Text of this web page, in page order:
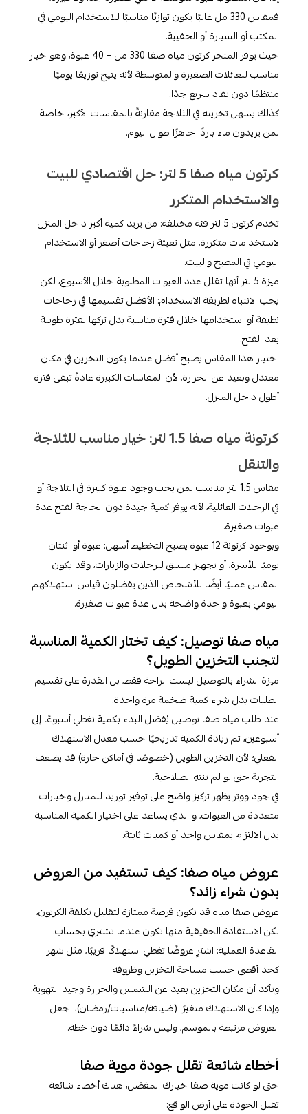
فمقاس 330 مل غالبًا يكون توازنًا مناسبًا للاستخدام اليومي في
المكتب أو السيارة أو الحقيبة.
حيث يوفر المتجر كرتون مياه صفا 330 مل – 40 عبوة، وهو خيار
مناسب للعائلات الصغيرة والمتوسطة لأنه يتيح توزيعًا يوميًا
منتظمًا دون نفاد سريع جدًا.
كذلك يسهل تخزينه في الثلاجة مقارنةً بالمقاسات الأكبر، خاصة
لمن يريدون ماء باردًا جاهزًا طوال اليوم.​
كرتون مياه صفا 5 لتر: حل اقتصادي للبيت
والاستخدام المتكرر
تخدم كرتون 5 لتر فئة مختلفة: من يريد كمية أكبر داخل المنزل
لاستخدامات متكررة، مثل تعبئة زجاجات أصغر أو الاستخدام
اليومي في المطبخ والبيت.
ميزة 5 لتر أنها تقلل عدد العبوات المطلوبة خلال الأسبوع، لكن
يجب الانتباه لطريقة الاستخدام: الأفضل تقسيمها في زجاجات
نظيفة أو استخدامها خلال فترة مناسبة بدل تركها لفترة طويلة
بعد الفتح.
اختيار هذا المقاس يصبح أفضل عندما يكون التخزين في مكان
معتدل وبعيد عن الحرارة، لأن المقاسات الكبيرة عادةً تبقى فترة
أطول داخل المنزل.​
كرتونة مياه صفا 1.5 لتر: خيار مناسب للثلاجة
والتنقل
مقاس 1.5 لتر مناسب لمن يحب وجود عبوة كبيرة في الثلاجة أو
في الرحلات العائلية، لأنه يوفر كمية جيدة دون الحاجة لفتح عدة
عبوات صغيرة.
وبوجود كرتونة 12 عبوة يصبح التخطيط أسهل: عبوة أو اثنتان
يوميًا للأسرة، أو تجهيز مسبق للرحلات والزيارات، وقد يكون
المقاس عمليًا أيضًا للأشخاص الذين يفضلون قياس استهلاكهم
اليومي بعبوة واحدة واضحة بدل عدة عبوات صغيرة.​
مياه صفا توصيل: كيف تختار الكمية المناسبة
لتجنب التخزين الطويل؟
ميزة الشراء بالتوصيل ليست الراحة فقط، بل القدرة على تقسيم
الطلبات بدل شراء كمية ضخمة مرة واحدة.
عند طلب مياه صفا توصيل يُفضل البدء بكمية تغطي أسبوعًا إلى
أسبوعين، ثم زيادة الكمية تدريجيًا حسب معدل الاستهلاك
الفعلي؛ لأن التخزين الطويل (خصوصًا في أماكن حارة) قد يضعف
التجربة حتى لو لم تنتهِ الصلاحية.
في جود ووتر يظهر تركيز واضح على توفير توريد للمنازل وخيارات
متعددة من العبوات، و الذي يساعد على اختيار الكمية المناسبة
بدل الالتزام بمقاس واحد أو كميات ثابتة.​
عروض مياه صفا: كيف تستفيد من العروض
بدون شراء زائد؟
عروض صفا مياه قد تكون فرصة ممتازة لتقليل تكلفة الكرتون،
لكن الاستفادة الحقيقية منها تكون عندما تشتري بحساب.
القاعدة العملية: اشترِ عروضًا تغطي استهلاكًا قريبًا، مثل شهر
كحد أقصى حسب مساحة التخزين وظروفه
وتأكد أن مكان التخزين بعيد عن الشمس والحرارة وجيد التهوية.
وإذا كان الاستهلاك متغيرًا (ضيافة/مناسبات/رمضان)، اجعل
العروض مرتبطة بالموسم، وليس شراءً دائمًا دون خطة.
أخطاء شائعة تقلل جودة موية صفا
حتى لو كانت موية صفا خيارك المفضل، هناك أخطاء شائعة
تقلل الجودة على أرض الواقع: